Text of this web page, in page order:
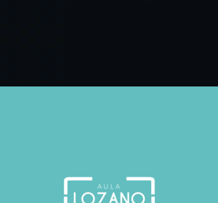
Aula lozano
Arte web / Id Corporativa / Id grafica / Publicidad / Social